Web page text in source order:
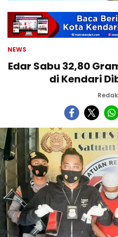
NEWS
Edar Sabu 32,80
di Kendari